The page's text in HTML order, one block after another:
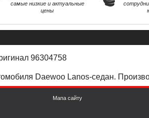
самые низкие и актуальные
цены
96304758
иля Daewoo Lanos-седан.
Мапа сайту